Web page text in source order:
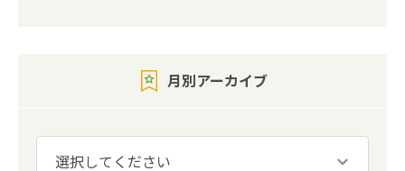
月別アーカイブ